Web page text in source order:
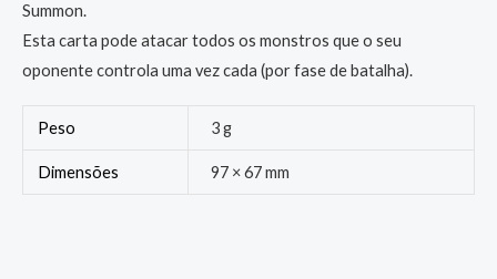
Summon.
Esta carta pode atacar todos os monstros que o seu
oponente controla uma vez cada (por fase de batalha).
Peso 3 g
Dimensões 97 × 67 mm